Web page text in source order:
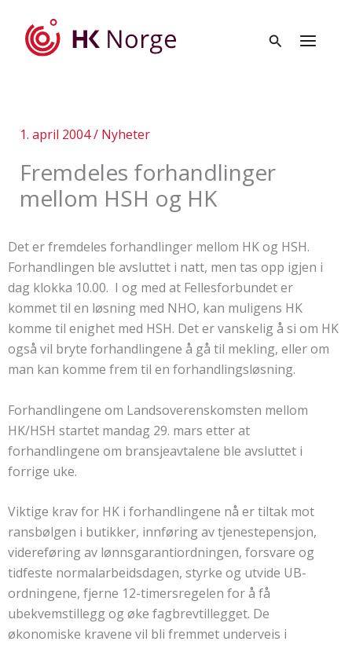
1. april 2004/ Nyheter
Fremdeles forhandlinger
mellom HSH og HK
Det er fremdeles forhandlinger mellom HK og HSH.
Forhandlingen ble avsluttet i natt, men tas opp igjen i
dag klokka 10.00. I og med at Fellesforbundet er
kommet til en løsning med NHO, kan muligens HK
komme til enighet med HSH. Det er vanskelig å si om HK
også vil bryte forhandlingene å gå til mekling, eller om
man kan komme frem til en forhandlingsløsning.
Forhandlingene om Landsoverenskomsten mellom
HK/HSH startet mandag 29. mars etter at
forhandlingene om bransjeavtalene ble avsluttet i
forrige uke.
Viktige krav for HK i forhandlingene nå er tiltak mot
ransbølgen i butikker, innføring av tjenestepensjon,
videreføring av lønnsgarantiordningen, forsvare og
tidfeste normalarbeidsdagen, styrke og utvide UB-
ordningene, fjerne 12-timersregelen for å få
ubekvemstillegg og øke fagbrevtillegget. De
økonomiske kravene vil bli fremmet underveis i